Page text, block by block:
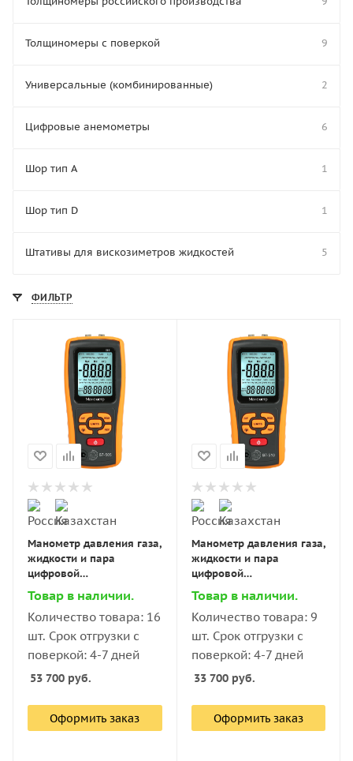
Толщиномеры с поверкой 9
Универсальные (комбинированные) 2
Цифровые анемометры 6
Шор тип A 1
Шор тип D 1
Штативы для вискозиметров жидкостей 5
ФИЛЬТР
Манометр давления газа,
жидкости и пара
цифровой
дифференциальный В7-
505 ±2,49 кПа
Товар в наличии.
Количество товара: 16
шт. Срок отгрузки с
поверкой: 4-7 дней
53 700 руб.
Оформить заказ
Манометр давления газа,
жидкости и пара
цифровой
дифференциальный В7-
510 ±10 кПа
Товар в наличии.
Количество товара: 9
шт. Срок отгрузки с
поверкой: 4-7 дней
33 700руб.
Оформить заказ